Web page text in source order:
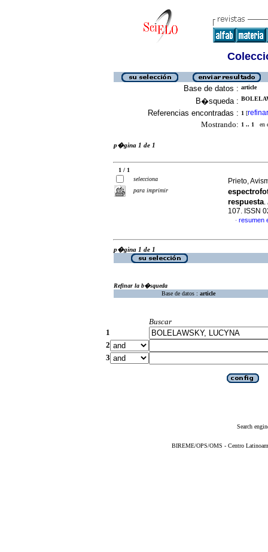
Base de datos : article
B�squeda :
Referencias encontradas : 1 [refinar
Mostrando: 1 .. 1 en
p�gina 1 de 1
1 / 1
selecciona
para imprimir
Prieto,
respuesta.
107. ISSN
· resumen
p�gina 1 de 1
Refinar la b�squeda
Base de datos : article
Buscar
1
2
3
Search
BIREME/OPS/OMS - Centro